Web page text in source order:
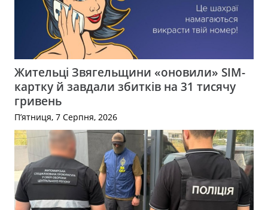
Жительці Звягельщини «оновили» SIM-
картку й завдали збитків на 31 тисячу
гривень
П’ятниця, 7 Серпня, 2026